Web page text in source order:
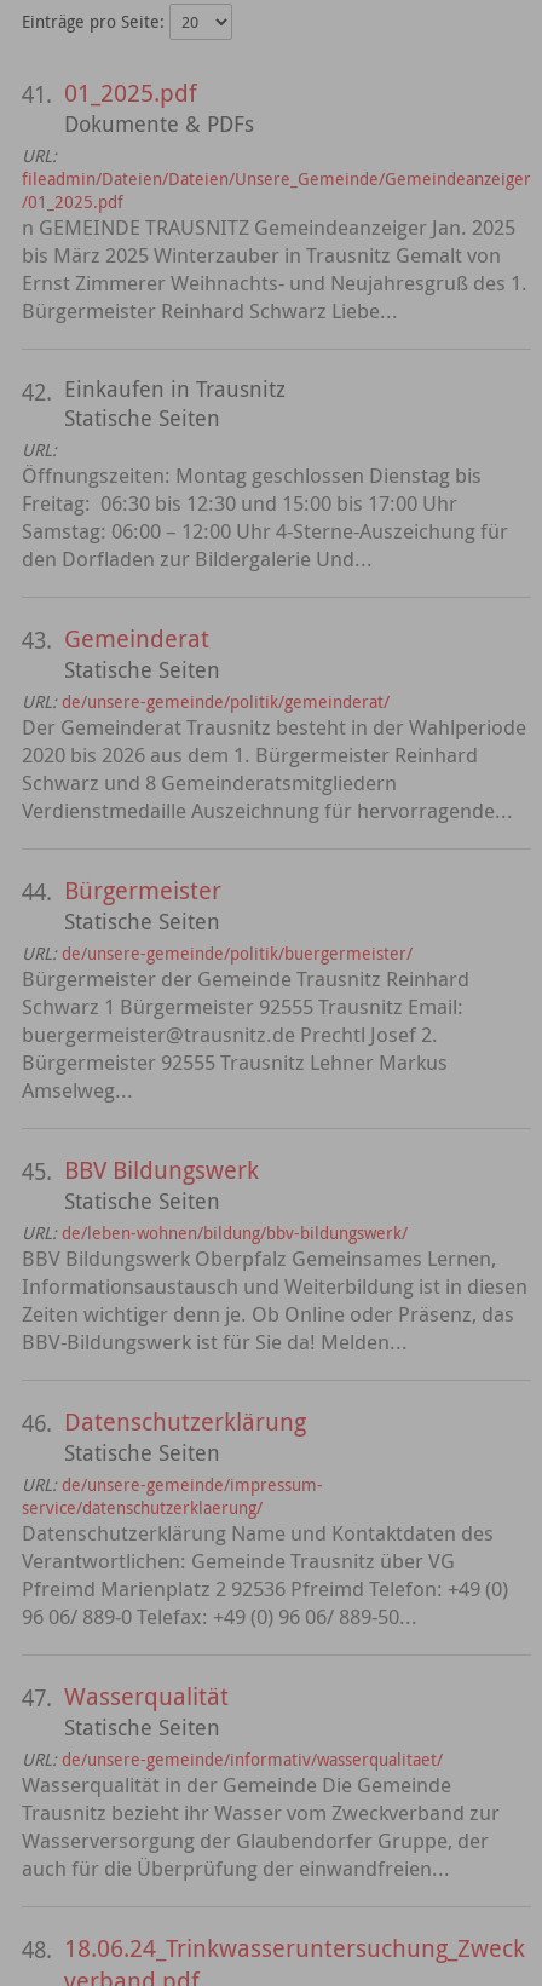
Einträge pro Seite:
41. 01_2025.pdf
Dokumente & PDFs
URL:
fileadmin/Dateien/Dateien/Unsere_Gemeinde/Gemeindeanzeiger
/01_2025.pdf
n GEMEINDE TRAUSNITZ Gemeindeanzeiger Jan. 2025
bis März 2025 Winterzauber in Trausnitz Gemalt von
Ernst Zimmerer Weihnachts- und Neujahresgruß des 1.
Bürgermeister Reinhard Schwarz Liebe...
42. Einkaufen in Trausnitz
Statische Seiten
URL:
Öffnungszeiten: Montag geschlossen Dienstag bis
Freitag: 06:30 bis 12:30 und 15:00 bis 17:00 Uhr
Samstag: 06:00 – 12:00 Uhr 4-Sterne-Auszeichung für
den Dorfladen zur Bildergalerie Und...
43. Gemeinderat
Statische Seiten
URL: de/unsere-gemeinde/politik/gemeinderat/
Der Gemeinderat Trausnitz besteht in der Wahlperiode
2020 bis 2026 aus dem 1. Bürgermeister Reinhard
Schwarz und 8 Gemeinderatsmitgliedern
Verdienstmedaille Auszeichnung für hervorragende...
44. Bürgermeister
Statische Seiten
URL: de/unsere-gemeinde/politik/buergermeister/
Bürgermeister der Gemeinde Trausnitz Reinhard
Schwarz 1 Bürgermeister 92555 Trausnitz Email:
buergermeister@trausnitz.de Prechtl Josef 2.
Bürgermeister 92555 Trausnitz Lehner Markus
Amselweg...
45. BBV Bildungswerk
Statische Seiten
URL: de/leben-wohnen/bildung/bbv-bildungswerk/
BBV Bildungswerk Oberpfalz Gemeinsames Lernen,
Informationsaustausch und Weiterbildung ist in diesen
Zeiten wichtiger denn je. Ob Online oder Präsenz, das
BBV-Bildungswerk ist für Sie da! Melden...
46. Datenschutzerklärung
Statische Seiten
URL: de/unsere-gemeinde/impressum-
service/datenschutzerklaerung/
Datenschutzerklärung Name und Kontaktdaten des
Verantwortlichen: Gemeinde Trausnitz über VG
Pfreimd Marienplatz 2 92536 Pfreimd Telefon: +49 (0)
96 06/ 889-0 Telefax: +49 (0) 96 06/ 889-50...
47. Wasserqualität
Statische Seiten
URL: de/unsere-gemeinde/informativ/wasserqualitaet/
Wasserqualität in der Gemeinde Die Gemeinde
Trausnitz bezieht ihr Wasser vom Zweckverband zur
Wasserversorgung der Glaubendorfer Gruppe, der
auch für die Überprüfung der einwandfreien...
48. 18.06.24_Trinkwasseruntersuchung_Zweck